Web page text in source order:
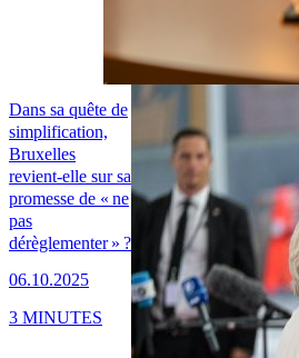
Dans sa quête de
simplification,
Bruxelles
revient-elle sur sa
promesse de « ne
pas
dérèglementer » ?
06.10.2025
3 MINUTES